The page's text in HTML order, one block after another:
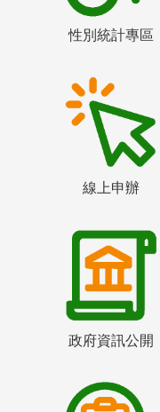
性別統計專區
線上申辦
政府資訊公開